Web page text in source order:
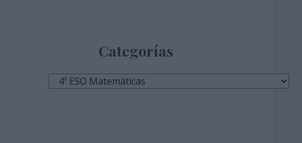
Categorías
Categorías